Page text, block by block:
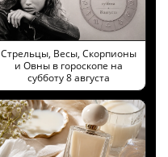
Стрельцы, Весы, Скорпионы
и Овны в гороскопе на
субботу 8 августа